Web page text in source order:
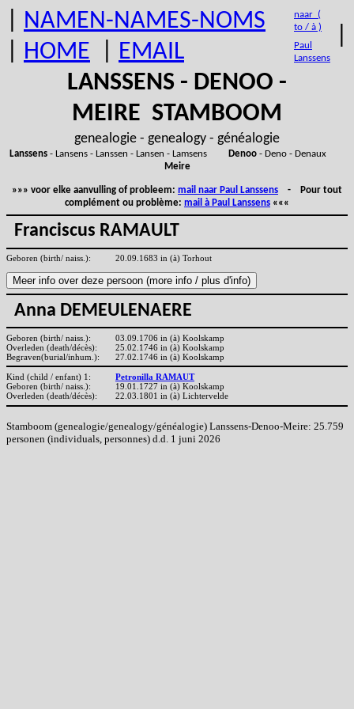
NAMEN-NAMES-NOMS
HOME EMAIL
naar (
to / à )
Paul
Lanssens
LANSSENS - DENOO -
MEIRE STAMBOOM
genealogie - genealogy - généalogie
Lanssens- Lansens - Lanssen - Lansen - Lamsens Denoo- Deno - Denaux
Meire
»»» voor elke aanvulling of probleem: mail naar Paul Lanssens - Pour tout
complément ou problème: mail à Paul Lanssens «««
Franciscus RAMAULT
Geboren (birth/ naiss.): 20.09.1683 in (à) Torhout
Anna DEMEULENAERE
Geboren (birth/ naiss.):
03.09.1706 in (à) Koolskamp
Overleden (death/décès):
25.02.1746 in (à) Koolskamp
Begraven(burial/inhum.):
27.02.1746 in (à) Koolskamp
Kind (child / enfant) 1:
Petronilla RAMAUT
Geboren (birth/ naiss.):
19.01.1727 in (à) Koolskamp
Overleden (death/décès):
22.03.1801 in (à) Lichtervelde
Stamboom (genealogie/genealogy/généalogie) Lanssens-Denoo-Meire: 25.759
personen (individuals, personnes) d.d. 1 juni 2026